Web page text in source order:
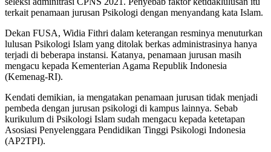
terkait penamaan jurusan Psikologi dengan menyandang kata Islam.
Dekan FUSA, Widia Fithri dalam keterangan resminya menuturkan
lulusan Psikologi Islam yang ditolak berkas administrasinya hanya
terjadi di beberapa instansi. Katanya, penamaan jurusan masih
mengacu kepada Kementerian Agama Republik Indonesia
(Kemenag-RI).
Kendati demikian, ia mengatakan penamaan jurusan tidak menjadi
pembeda dengan jurusan psikologi di kampus lainnya. Sebab
kurikulum di Psikologi Islam sudah mengacu kepada ketetapan
Asosiasi Penyelenggara Pendidikan Tinggi Psikologi Indonesia
(AP2TPI).